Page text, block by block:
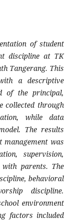
of student
discipline at TK
Tangerang. This
a descriptive
of the principal,
collected through
while data
The results
management was
supervision,
parents. The
behavioral
discipline.
environment
factors included